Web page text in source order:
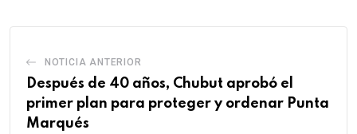
NOTICIA ANTERIOR
Después de 40 años, Chubut aprobó el
primer plan para proteger y ordenar Punta
Marqués